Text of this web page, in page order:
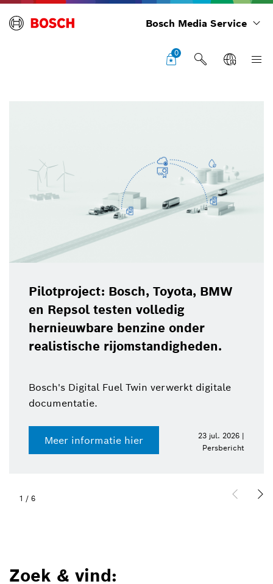
Bosch Media Service
0
Pilotproject: Bosch, Toyota, BMW
en Repsol testen volledig
hernieuwbare benzine onder
realistische rijomstandigheden.
Bosch's Digital Fuel Twin verwerkt digitale
documentatie.
Meer informatie hier
23 jul. 2026 |
Persbericht
1 / 6
Zoek & vind: